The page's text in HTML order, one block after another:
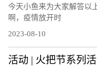
今天小鱼来为大家解答以
啊，疫情放开时
2023-08-10
活动 | 火把节系列